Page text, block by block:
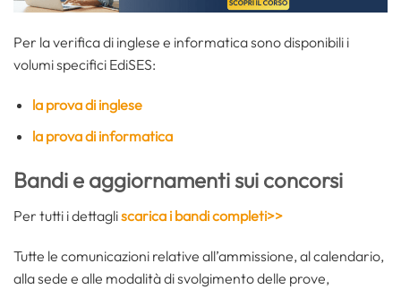
Per la verifica di inglese e informatica sono disponibili i
volumi specifici EdiSES:
la prova di inglese
la prova di informatica
Bandi e aggiornamenti sui concorsi
Per tutti i dettagliscarica i bandi completi>>
Tutte le comunicazioni relative all’ammissione, al calendario,
alla sede e alle modalità di svolgimento delle prove,